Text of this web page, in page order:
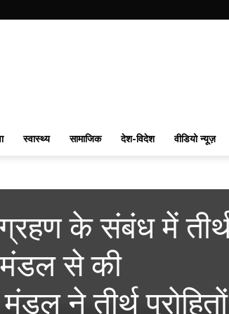
स्वास्थ्य सामाजिक देश-विदेश वीडियो न्यूज़
के संबंध में
मंडल से की
ने तीर्थ